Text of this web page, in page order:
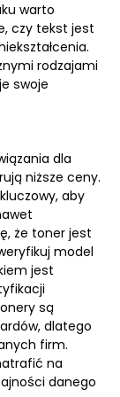
warto
czy tekst jest
rodzajami
swoje
dla
niższe ceny.
aby
że toner jest
model
jest
są
dlatego
firm.
na
danego